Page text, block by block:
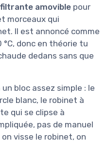
amovible pour
morceaux qui
Il est annoncé comme
°C, donc en théorie tu
dedans sans que
bloc assez simple : le
blanc, le robinet à
qui se clipse à
pas de manuel
visse le robinet, on